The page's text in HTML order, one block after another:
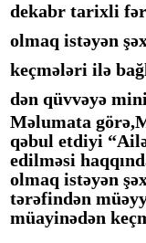
dekabr tarixli
olmaq istəyən
keçmələri ilə
dən qüvvəyə
Məlumata
qəbul etdiyi
edilməsi
olmaq istəyən
tərəfindən
müayinədən